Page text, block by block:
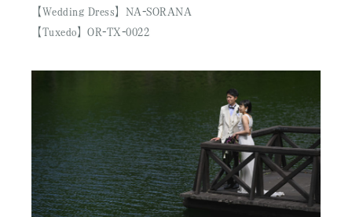
【Wedding Dress】NA-SORANA
【Tuxedo】OR-TX-0022